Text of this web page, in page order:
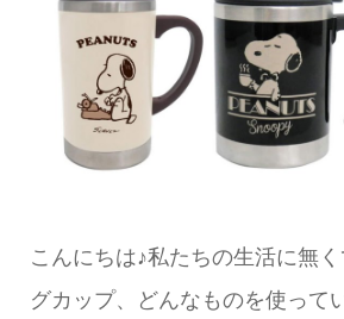
こんにちは♪私たちの生活に無
グカップ、どんなものを使って